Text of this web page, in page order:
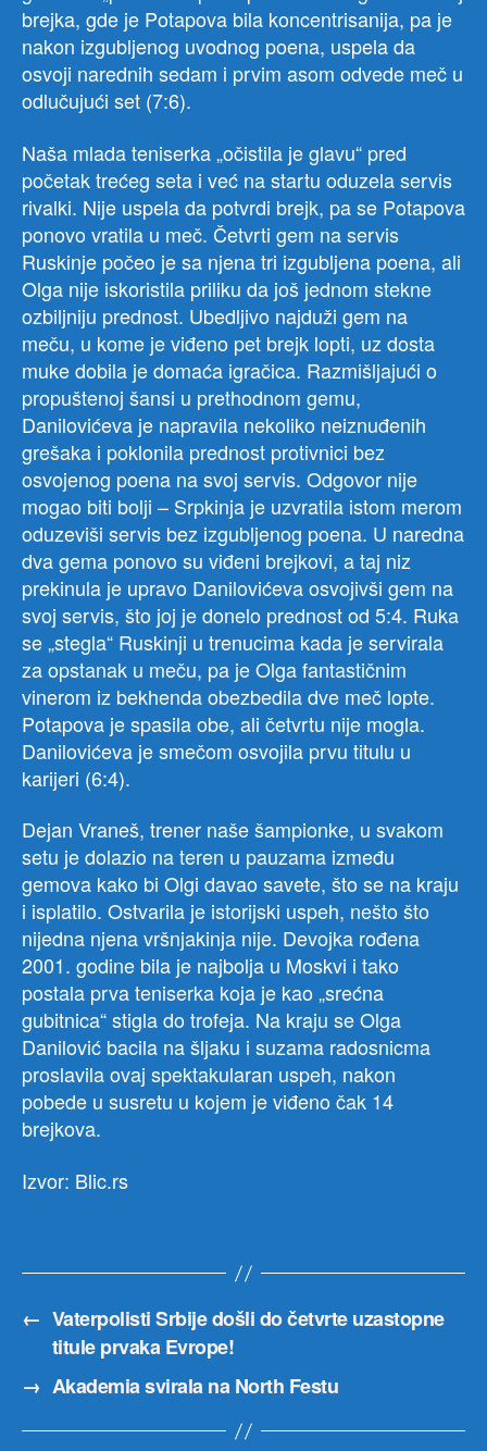
brejka, gde je Potapova bila koncentrisanija, pa je
nakon izgubljenog uvodnog poena, uspela da
osvoji narednih sedam i prvim asom odvede meč u
odlučujući set (7:6).
Naša mlada teniserka „očistila je glavu“ pred
početak trećeg seta i već na startu oduzela servis
rivalki. Nije uspela da potvrdi brejk, pa se Potapova
ponovo vratila u meč. Četvrti gem na servis
Ruskinje počeo je sa njena tri izgubljena poena, ali
Olga nije iskoristila priliku da još jednom stekne
ozbiljniju prednost. Ubedljivo najduži gem na
meču, u kome je viđeno pet brejk lopti, uz dosta
muke dobila je domaća igračica. Razmišljajući o
propuštenoj šansi u prethodnom gemu,
Danilovićeva je napravila nekoliko neiznuđenih
grešaka i poklonila prednost protivnici bez
osvojenog poena na svoj servis. Odgovor nije
mogao biti bolji – Srpkinja je uzvratila istom merom
oduzeviši servis bez izgubljenog poena. U naredna
dva gema ponovo su viđeni brejkovi, a taj niz
prekinula je upravo Danilovićeva osvojivši gem na
svoj servis, što joj je donelo prednost od 5:4. Ruka
se „stegla“ Ruskinji u trenucima kada je servirala
za opstanak u meču, pa je Olga fantastičnim
vinerom iz bekhenda obezbedila dve meč lopte.
Potapova je spasila obe, ali četvrtu nije mogla.
Danilovićeva je smečom osvojila prvu titulu u
karijeri (6:4).
Dejan Vraneš, trener naše šampionke, u svakom
setu je dolazio na teren u pauzama između
gemova kako bi Olgi davao savete, što se na kraju
i isplatilo. Ostvarila je istorijski uspeh, nešto što
nijedna njena vršnjakinja nije. Devojka rođena
2001. godine bila je najbolja u Moskvi i tako
postala prva teniserka koja je kao „srećna
gubitnica“ stigla do trofeja. Na kraju se Olga
Danilović bacila na šljaku i suzama radosnicma
proslavila ovaj spektakularan uspeh, nakon
pobede u susretu u kojem je viđeno čak 14
brejkova.
Izvor: Blic.rs
← Vaterpolisti Srbije došli do četvrte uzastopne
titule prvaka Evrope!
→ Akademia svirala na North Festu